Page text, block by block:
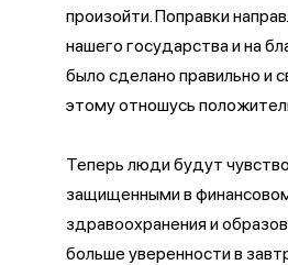
произойти. Поправки
нашего государства и на
было сделано правильно и
этому отношусь
Теперь люди будут
защищенными в
здравоохранения и
больше уверенности в